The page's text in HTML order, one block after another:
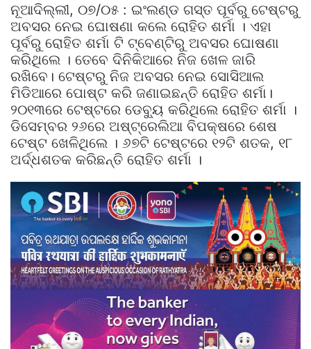
ନୂଆଦିଲ୍ଲୀ, ୦୭/୦୫ : ଇଂଲଣ୍ଡ ଗସ୍ତ ପୂର୍ବରୁ ଟେଷ୍ଟରୁ
ଅବସର ନେଇ ଘୋଷଣା କଲେ ରୋହିତ ଶର୍ମା । ଏହା
ପୂର୍ବରୁ ରୋହିତ ଶର୍ମା ଟି ଟ୍ବେଣ୍ଟିରୁ ଅବସର ଘୋଷଣା
କରିଥିଲେ । ତେବେ ଦିନିକିଆରେ ନିଜ ଖେଳ ଜାରି
ରଖିବେ। ଟେଷ୍ଟରୁ ନିଜ ଅବସର ନେଇ ସୋସିଆଲ
ମିଡିଆରେ ପୋଷ୍ଟ କରି ଜଣାଇଛନ୍ତି ରୋହିତ ଶର୍ମା।
୨୦୧୩ରେ ଟେଷ୍ଟରେ ଡେବ୍ୟୁ କରିଥିଲେ ରୋହିତ ଶର୍ମା ।
ଡିସେମ୍ବର ୨୬ରେ ଅଷ୍ଟ୍ରେଲିଆ ବିପକ୍ଷରେ ଶେଷ
ଟେଷ୍ଟ ଖେଳିଥିଲେ । ୬୭ଟି ଟେଷ୍ଟରେ ୧୨ଟି ଶତକ, ୧୮
ଅର୍ଦ୍ଧଶତକ କରିଛନ୍ତି ରୋହିତ ଶର୍ମା ।